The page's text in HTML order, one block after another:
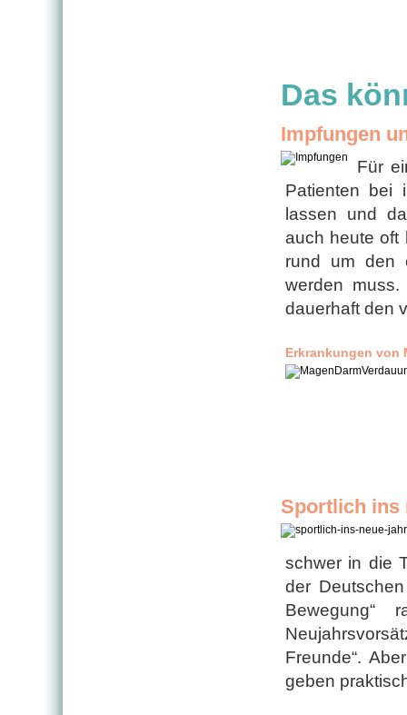
Das
Impfungen
Für
Patienten bei
lassen und
auch heute oft
rund um den
werden
dauerhaft den
Erkrankungen von
Sportlich ins
schwer in die
der
Freunde“.
geben